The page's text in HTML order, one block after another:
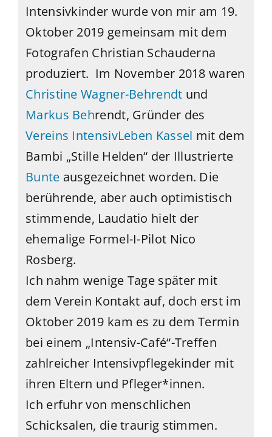
Intensivkinder wurde von mir am 19.
Oktober 2019 gemeinsam mit dem
Fotografen Christian Schauderna
produziert. Im November 2018 waren
Christine Wagner-Behrendt und
Markus Behrendt, Gründer des
Vereins IntensivLeben Kassel mit dem
Bambi „Stille Helden“ der Illustrierte
Bunte ausgezeichnet worden. Die
berührende, aber auch optimistisch
stimmende, Laudatio hielt der
ehemalige Formel-I-Pilot Nico
Rosberg.
Ich nahm wenige Tage später mit
dem Verein Kontakt auf, doch erst im
Oktober 2019 kam es zu dem Termin
bei einem „Intensiv-Café“-Treffen
zahlreicher Intensivpflegekinder mit
ihren Eltern und Pfleger*innen.
Ich erfuhr von menschlichen
Schicksalen, die traurig stimmen.